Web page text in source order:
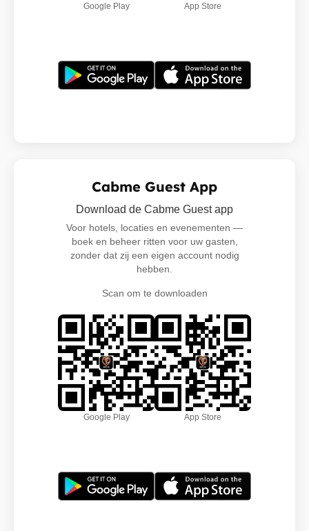
Google Play App Store
Cabme Guest App
Download de Cabme Guest app
Voor hotels, locaties en evenementen —
boek en beheer ritten voor uw gasten,
zonder dat zij een eigen account nodig
hebben.
Scan om te downloaden
Google Play App Store